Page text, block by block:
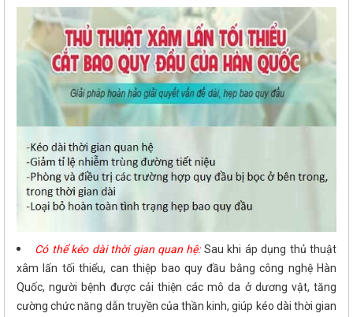
Có thể kéo dài thời gian quan hệ:Sau khi áp dụng thủ thuật
xâm lấn tối thiểu, can thiệp bao quy đầu bằng công nghệ Hàn
Quốc, người bệnh được cải thiện các mô da ở dương vật, tăng
cường chức năng dẫn truyền của thần kinh, giúp kéo dài thời gian